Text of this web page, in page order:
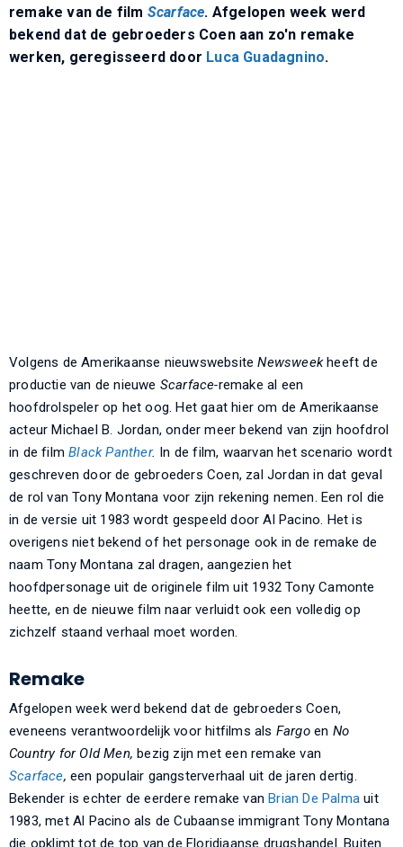
remake van de film Scarface. Afgelopen week werd
bekend dat de gebroeders Coen aan zo'n remake
werken, geregisseerd door Luca Guadagnino.
Volgens de Amerikaanse nieuwswebsiteNewsweekheeft de
productie van de nieuwe Scarface-remake al een
hoofdrolspeler op het oog. Het gaat hier om de Amerikaanse
acteur Michael B. Jordan, onder meer bekend van zijn hoofdrol
in de filmBlack Panther. In de film, waarvan het scenario wordt
geschreven door de gebroeders Coen, zal Jordan in dat geval
de rol van Tony Montana voor zijn rekening nemen. Een rol die
in de versie uit 1983 wordt gespeeld door Al Pacino. Het is
overigens niet bekend of het personage ook in de remake de
naam Tony Montana zal dragen, aangezien het
hoofdpersonage uit de originele film uit 1932 Tony Camonte
heette, en de nieuwe film naar verluidt ook een volledig op
zichzelf staand verhaal moet worden.
Remake
Afgelopen week werd bekend dat de gebroeders Coen,
eveneens verantwoordelijk voor hitfilms als Fargoen No
Country for Old Men,bezig zijn met een remake van
Scarface,een populair gangsterverhaal uit de jaren dertig.
Bekender is echter de eerdere remake vanBrian De Palma uit
1983, met Al Pacino als de Cubaanse immigrant Tony Montana
die opklimt tot de top van de Floridiaanse drugshandel. Buiten